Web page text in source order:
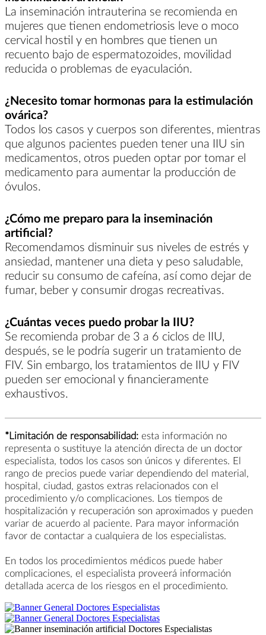
La inseminación intrauterina se recomienda en
mujeres que tienen endometriosis leve o moco
cervical hostil y en hombres que tienen un
recuento bajo de espermatozoides, movilidad
reducida o problemas de eyaculación.
¿Necesito tomar hormonas para la estimulación
ovárica?
Todos los casos y cuerpos son diferentes, mientras
que algunos pacientes pueden tener una IIU sin
medicamentos, otros pueden optar por tomar el
medicamento para aumentar la producción de
óvulos.
¿Cómo me preparo para la inseminación
artificial?
Recomendamos disminuir sus niveles de estrés y
ansiedad, mantener una dieta y peso saludable,
reducir su consumo de cafeína, así como dejar de
fumar, beber y consumir drogas recreativas.
¿Cuántas veces puedo probar la IIU?
Se recomienda probar de 3 a 6 ciclos de IIU,
después, se le podría sugerir un tratamiento de
FIV. Sin embargo, los tratamientos de IIU y FIV
pueden ser emocional y financieramente
exhaustivos.
*Limitación de responsabilidad: esta información no
representa o sustituye la atención directa de un doctor
especialista, todos los casos son únicos y diferentes. El
rango de precios puede variar dependiendo del material,
hospital, ciudad, gastos extras relacionados con el
procedimiento y/o complicaciones. Los tiempos de
hospitalización y recuperación son aproximados y pueden
variar de acuerdo al paciente. Para mayor información
favor de contactar a cualquiera de los especialistas.
En todos los procedimientos médicos puede haber
complicaciones, el especialista proveerá información
detallada acerca de los riesgos en el procedimiento.